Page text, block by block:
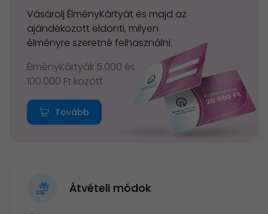
Vásárolj ÉlményKártyát és majd az
ajándékozott eldönti, milyen
élményre szeretné felhasználni.
ÉlményKártyák 5.000 és
100.000 Ft között
Tovább
Átvételi módok